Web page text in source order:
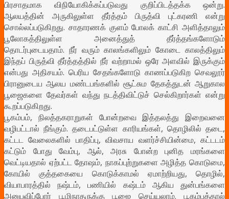
பிரசாதமாக விநியோகிக்கப்படுவது குறிப்பிடத்தக்க ஒன்று.
ஆலயத்தின் அருகிலுள்ள தீர்த்தம் பிருத்வி புட்கரணி என்று
சொல்லப்படுகிறது. சாதாரணக் குளம் போலக் காட்சி அளித்தாலும்
பூலோகத்திலுள்ள அனைத்துத் தீர்த்தங்களோடும்
தொடர்புடையதாம். நீர் வரும் காலங்களிலும் கோடை காலத்திலும்
இந்தப் பிருத்வி தீர்த்தத்தில் நீர் வற்றாமல் ஒரே அளவில் இருக்கும்
என்பது அதிசயம். பெரிய சேதங்களோடு காணப்படுகிற செவலூர்
பிரானுடைய ஆலய மண்டபங்களில் சூட்சும தேகத்துடன் ஆறுகால
பூஜைகளை தேவர்கள் வந்து நடத்திவிட்டுச் செல்கிறார்கள் என்று
கூறப்படுகிறது.
பூகம்பம், நிலத்தகராறுகள் போன்றவை இத்தலத்து இறைவனை
வழிபட்டால் நீங்கும். தடைபட்டுள்ள காரியங்கள், தொழிலில் தடை,
கட்டட வேலைகளில் பாதிப்பு, விவசாய வளர்ச்சியின்மை, கட்டடம்
கட்டும் போது வேம்பு, ஆல், அரசு போன்ற புனித மரங்களை
வெட்டியதால் ஏற்பட்ட தோஷம், நாகப்புற்றுகளை அழித்த கொடுமை,
கோயில் குத்தகையை கொடுக்காமல் ஏமாற்றியது, தொழில்,
வியாபாரத்தில் நஷ்டம், பணியில் கஷ்டம் ஆகிய துன்பங்களை
அனுபவிப்போர் பூமிநாதருக்கு பூஜை செய்யலாம். பூகம்பத்தால்